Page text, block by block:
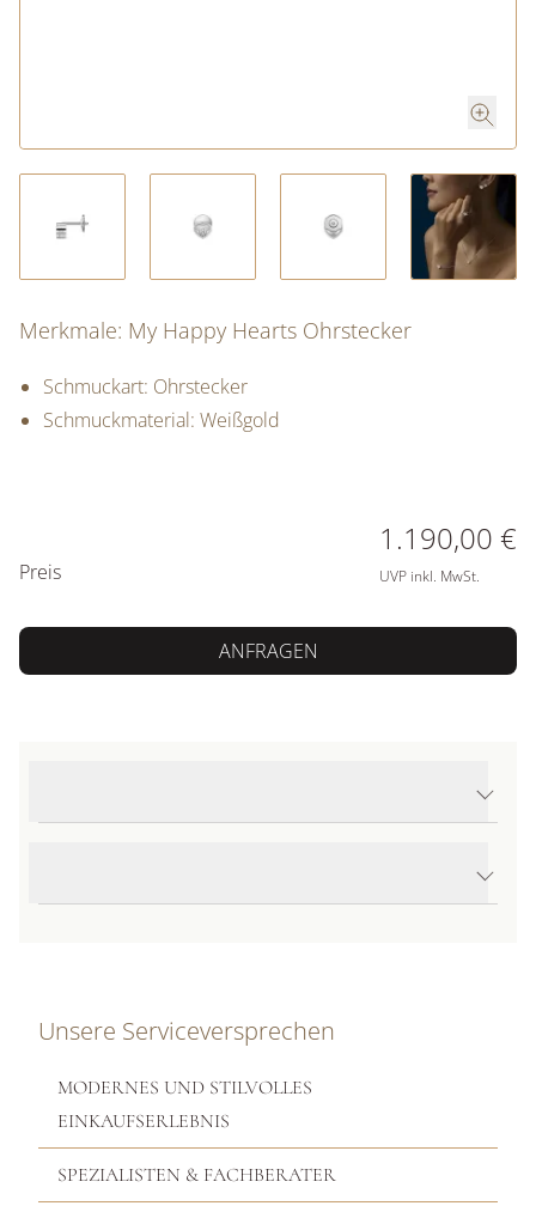
Merkmale: My Happy Hearts Ohrstecker
Schmuckart: Ohrstecker
Schmuckmaterial: Weißgold
Preis
1.190,00 €
UVP inkl. MwSt.
ANFRAGEN
Unsere Serviceversprechen
MODERNES UND STILVOLLES
EINKAUFSERLEBNIS
SPEZIALISTEN & FACHBERATER